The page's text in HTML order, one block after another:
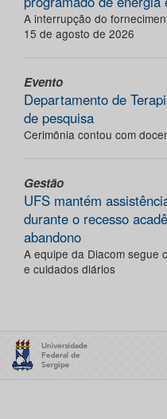
A interrupção do
15 de agosto de 2026
Evento
Departamento de
de pesquisa
Cerimônia contou com
Gestão
UFS mantém
durante o recesso
abandono
A equipe da Diacom segue
e cuidados diários